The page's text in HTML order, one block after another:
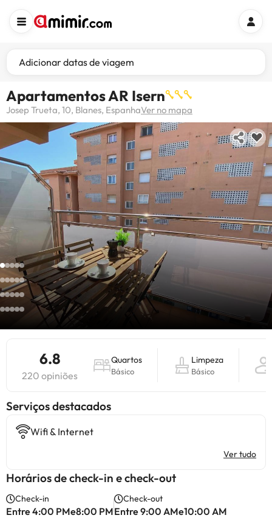
Adicionar datas de viagem
Apartamentos AR Isern
Josep Trueta, 10, Blanes, EspanhaVer no mapa
6.8
220 opiniões
Quartos
Básico
Limpeza
Básico
Serviços destacados
Wifi & Internet
Ver tudo
Horários de check-in e check-out
Check-in
Entre 4:00 PMe8:00 PM
Check-out
Entre 9:00 AMe10:00 AM